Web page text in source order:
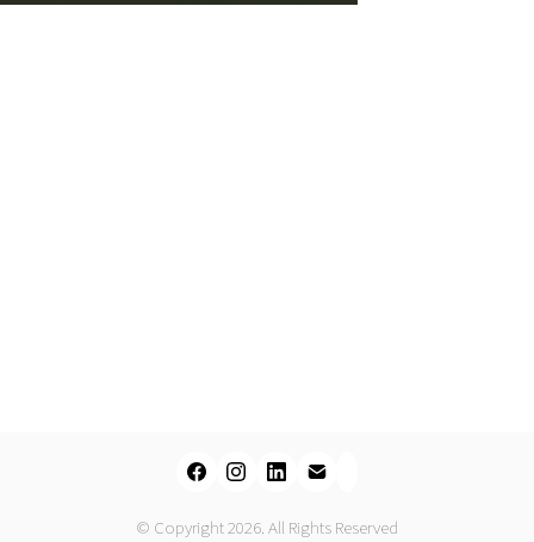
© Copyright 2026. All Rights Reserved